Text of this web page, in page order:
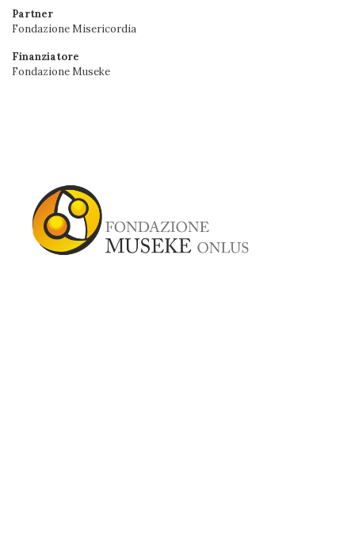
Partner
Fondazione Misericordia
Finanziatore
Fondazione Museke